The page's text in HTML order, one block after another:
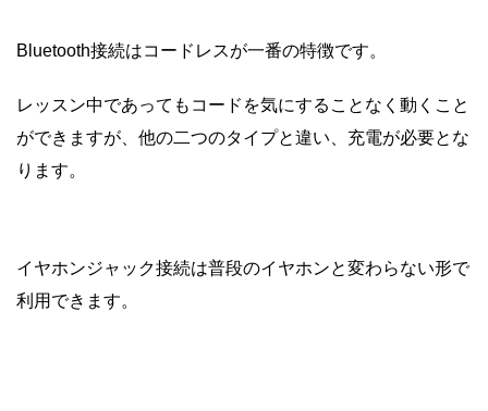
Bluetooth接続はコードレスが一番の特徴です。
レッスン中であってもコードを気にすることなく動くこと
ができますが、他の二つのタイプと違い、充電が必要とな
ります。
イヤホンジャック接続は普段のイヤホンと変わらない形で
利用できます。